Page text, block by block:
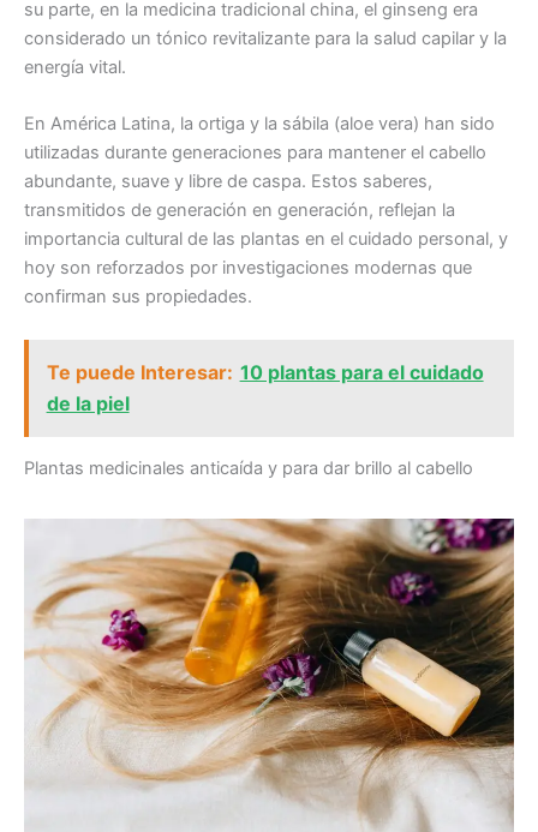
su parte, en la medicina tradicional china, el ginseng era
considerado un tónico revitalizante para la salud capilar y la
energía vital.
En América Latina, la ortiga y la sábila (aloe vera) han sido
utilizadas durante generaciones para mantener el cabello
abundante, suave y libre de caspa. Estos saberes,
transmitidos de generación en generación, reflejan la
importancia cultural de las plantas en el cuidado personal, y
hoy son reforzados por investigaciones modernas que
confirman sus propiedades.
Te puede Interesar: 10 plantas para el cuidado
de la piel
Plantas medicinales anticaída y para dar brillo al cabello